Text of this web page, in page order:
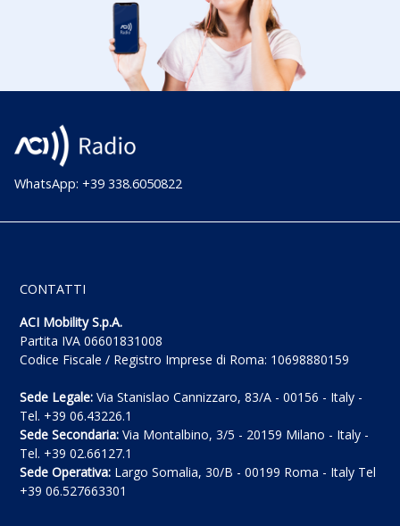
WhatsApp: +39 338.6050822
CONTATTI
ACI Mobility S.p.A.
Partita IVA 06601831008
Codice Fiscale / Registro Imprese di Roma: 10698880159
Sede Legale: Via Stanislao Cannizzaro, 83/A - 00156 - Italy -
Tel. +39 06.43226.1
Sede Secondaria: Via Montalbino, 3/5 - 20159 Milano - Italy -
Tel. +39 02.66127.1
Sede Operativa: Largo Somalia, 30/B - 00199 Roma - Italy Tel
+39 06.527663301